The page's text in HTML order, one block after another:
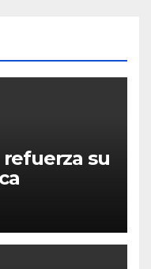
refuerza su